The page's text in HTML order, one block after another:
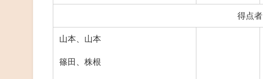
得点者
山本、山本
篠田、株根